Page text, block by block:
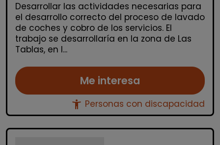
Desarrollar las actividades necesarias para
el desarrollo correcto del proceso de lavado
de coches y cobro de los servicios. El
trabajo se desarrollaría en la zona de Las
Tablas, en l...
Me interesa
accessibility_new Personas con discapacidad